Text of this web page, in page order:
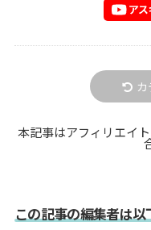
本記事はアフィリエイ
この記事の編集者は